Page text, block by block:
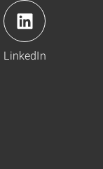
LinkedIn